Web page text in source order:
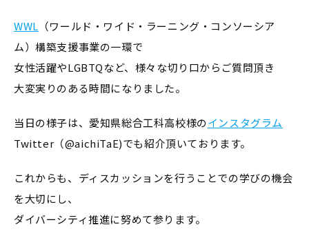
WWL （ワールド・ワイド・ラーニング・コンソーシア
ム）構築支援事業の一環で
女性活躍やLGBTQなど、様々な切り口からご質問頂き
大変実りのある時間になりました。
当日の様子は、愛知県総合工科高校様のインスタグラム
Twitter（@aichiTaE)でも紹介頂いております。
これからも、ディスカッションを行うことでの学びの機会
を大切にし、
ダイバーシティ推進に努めて参ります。